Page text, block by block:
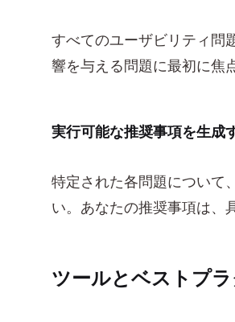
すべてのユーザビリティ問
響を与える問題に最初に焦
実行可能な推奨事項を生成
特定された各問題について
い。あなたの推奨事項は、
ツールとベストプ